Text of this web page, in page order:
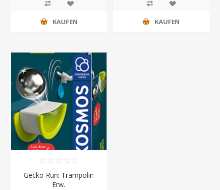
KAUFEN KAUFEN
Gecko Run: Trampolin
Erw.